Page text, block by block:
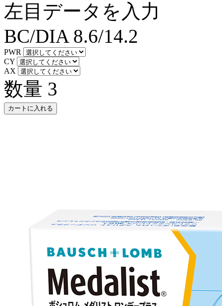
左目データを入力
BC/DIA 8.6/14.2
PWR
CY
AX
数量 3
カートに入れる